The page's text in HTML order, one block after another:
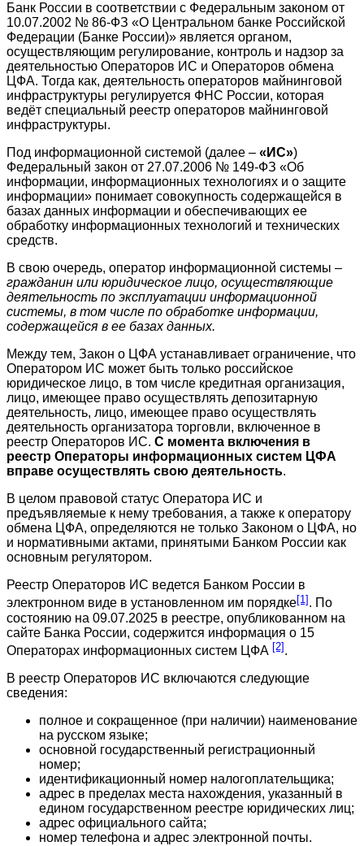
Банк России в соответствии с Федеральным законом от
10.07.2002 № 86-ФЗ «О Центральном банке Российской
Федерации (Банке России)» является органом,
осуществляющим регулирование, контроль и надзор за
деятельностью Операторов ИС и Операторов обмена
ЦФА. Тогда как, деятельность операторов майнинговой
инфраструктуры регулируется ФНС России, которая
ведёт специальный реестр операторов майнинговой
инфраструктуры.
Под информационной системой (далее – «ИС»)
Федеральный закон от 27.07.2006 № 149-ФЗ «Об
информации, информационных технологиях и о защите
информации» понимает совокупность содержащейся в
базах данных информации и обеспечивающих ее
обработку информационных технологий и технических
средств.
В свою очередь, оператор информационной системы –
гражданин или юридическое лицо, осуществляющие
деятельность по эксплуатации информационной
системы, в том числе по обработке информации,
содержащейся в ее базах данных.
Между тем, Закон о ЦФА устанавливает ограничение, что
Оператором ИС может быть только российское
юридическое лицо, в том числе кредитная организация,
лицо, имеющее право осуществлять депозитарную
деятельность, лицо, имеющее право осуществлять
деятельность организатора торговли, включенное в
реестр Операторов ИС. С момента включения в
реестр Операторы информационных систем ЦФА
вправе осуществлять свою деятельность.
В целом правовой статус Оператора ИС и
предъявляемые к нему требования, а также к оператору
обмена ЦФА, определяются не только Законом о ЦФА, но
и нормативными актами, принятыми Банком России как
основным регулятором.
Реестр Операторов ИС ведется Банком России в
электронном виде в установленном им порядке[1]. По
состоянию на 09.07.2025 в реестре, опубликованном на
сайте Банка России, содержится информация о 15
Операторах информационных систем ЦФА [2] .
В реестр Операторов ИС включаются следующие
сведения:
полное и сокращенное (при наличии) наименование
на русском языке;
основной государственный регистрационный
номер;
идентификационный номер налогоплательщика;
адрес в пределах места нахождения, указанный в
едином государственном реестре юридических лиц;
адрес официального сайта;
номер телефона и адрес электронной почты.